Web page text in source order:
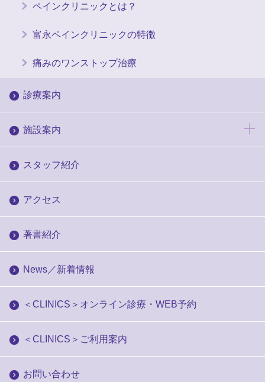
ペインクリニックとは？
富永ペインクリニックの特徴
痛みのワンストップ治療
診療案内
施設案内
スタッフ紹介
アクセス
著書紹介
News／新着情報
＜CLINICS＞オンライン診療・WEB予約
＜CLINICS＞ご利用案内
お問い合わせ